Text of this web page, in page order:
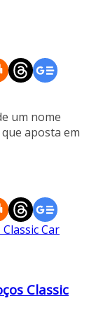
um nome
aposta em
Classic